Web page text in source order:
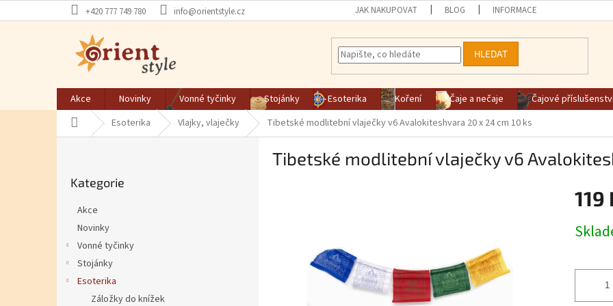
+420 777 749 780 info@orientstyle.cz JAK NAKUPOVAT BLOG INFORMACE
HLEDAT
Akce Novinky Vonné tyčinky Stojánky Esoterika Koření Čaje a nečaje Čajové
Domů Esoterika Vlajky, vlaječky Tibetské modlitební vlaječky v6 Avalokiteshvara 20 x 24 cm 10 ks
Kategorie
Akce
Novinky
Vonné tyčinky
Stojánky
Esoterika
Záložky do knížek
Tibetské modlitební vlaječky v6
119